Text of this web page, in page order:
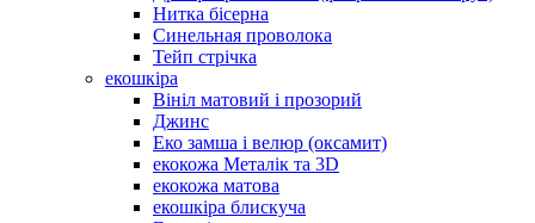
Нитка бісерна
Синельная проволока
Тейп стрічка
екошкіра
Вініл матовий і прозорий
Джинс
Еко замша і велюр (оксамит)
екокожа Металік та 3D
екокожа матова
екошкіра блискуча